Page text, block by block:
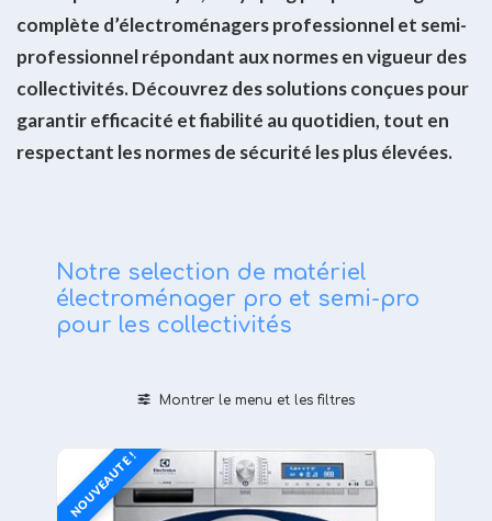
complète d’électroménagers professionnel et semi-
professionnel répondant aux normes en vigueur des
collectivités. Découvrez des solutions conçues pour
garantir efficacité et fiabilité au quotidien, tout en
respectant les normes de sécurité les plus élevées.
Notre selection de matériel
électroménager pro et semi-pro
pour les collectivités
Montrer le menu et les filtres
NOUVEAUTÉ !